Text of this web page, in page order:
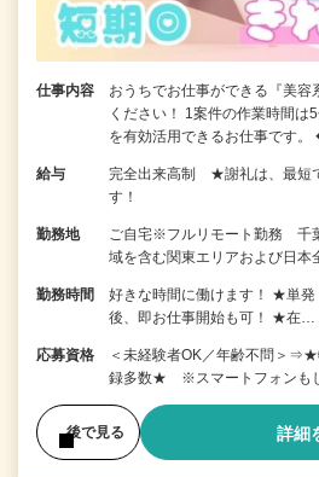
仕事内容
おうちでお仕事ができる『美容
ください！ 1案件の作業時間は
を有効活用できるお仕事です
給与
完全出来高制 ★謝礼は、最短
す！
勤務地
ご自宅※フルリモート勤務 千
域を含む関東エリアおよび日本
勤務時間
好きな時間に働けます！ ★単
後、即お仕事開始も可！ ★在…
応募資格
＜未経験者OK／年齢不問＞
録多数★ ※スマートフォンも
後で見る 詳細